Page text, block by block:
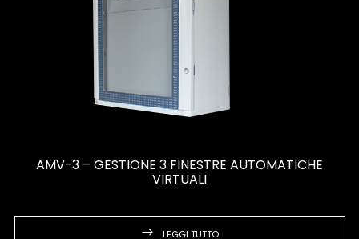
AMV-3 – GESTIONE 3 FINESTRE AUTOMATICHE
VIRTUALI
LEGGI TUTTO